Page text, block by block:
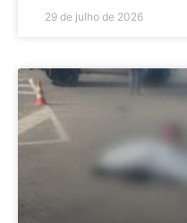
29 de julho de 2026